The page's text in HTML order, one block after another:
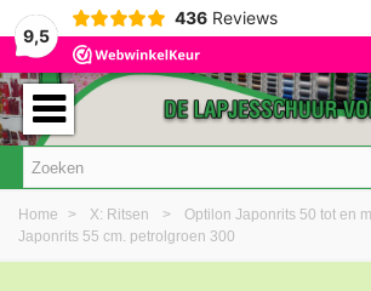
9,5
436 Reviews
Home > X: Ritsen > Optilon Japonrits 50 tot en
Japonrits 55 cm. petrolgroen 300